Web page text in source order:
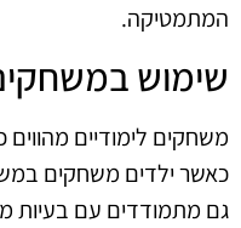
המתמטיקה.
שימוש
משחקים לימודיים
כאשר ילדים משחקים
גם מתמודדים עם בעיות